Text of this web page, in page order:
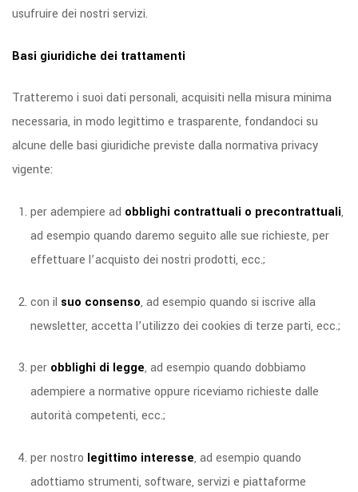
usufruire dei nostri servizi.
Basi giuridiche dei trattamenti
Tratteremo i suoi dati personali, acquisiti nella misura minima
necessaria, in modo legittimo e trasparente, fondandoci su
alcune delle basi giuridiche previste dalla normativa privacy
vigente:
per adempiere ad obblighi contrattuali o precontrattuali,
ad esempio quando daremo seguito alle sue richieste, per
effettuare l’acquisto dei nostri prodotti, ecc.;
con il suo consenso, ad esempio quando si iscrive alla
newsletter, accetta l’utilizzo dei cookies di terze parti, ecc.;
per obblighi di legge, ad esempio quando dobbiamo
adempiere a normative oppure riceviamo richieste dalle
autorità competenti, ecc.;
per nostro legittimo interesse, ad esempio quando
adottiamo strumenti, software, servizi e piattaforme